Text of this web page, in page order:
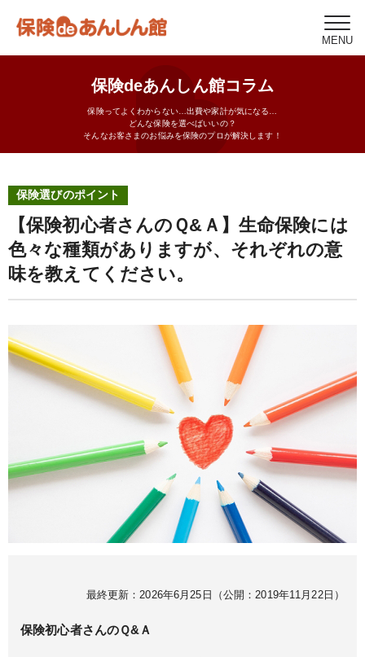
MENU
保険deあんしん館コラム
保険ってよくわからない…出費や家計が気になる…
どんな保険を選べばいいの？
そんなお客さまのお悩みを保険のプロが解決します！
保険選びのポイント
【保険初心者さんのＱ&Ａ】生命保険には
色々な種類がありますが、それぞれの意
味を教えてください。
最終更新： 2026年6月25日 （公開： 2019年11月22日 ）
保険初心者さんのＱ&Ａ